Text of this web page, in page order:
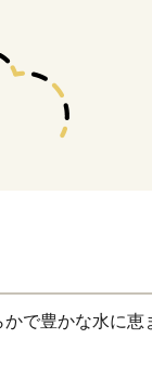
で豊かな水に恵